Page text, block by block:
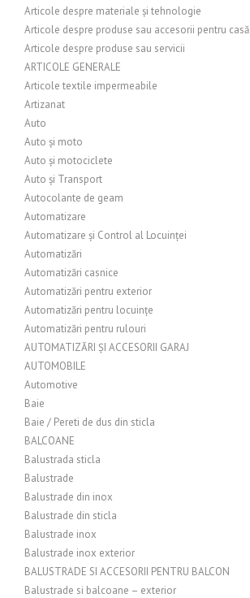
Articole despre materiale și tehnologie
Articole despre produse sau accesorii pentru casă
Articole despre produse sau servicii
ARTICOLE GENERALE
Articole textile impermeabile
Artizanat
Auto
Auto și moto
Auto și motociclete
Auto și Transport
Autocolante de geam
Automatizare
Automatizare și Control al Locuinței
Automatizări
Automatizări casnice
Automatizări pentru exterior
Automatizări pentru locuințe
Automatizări pentru rulouri
AUTOMATIZĂRI ȘI ACCESORII GARAJ
AUTOMOBILE
Automotive
Baie
Baie / Pereti de dus din sticla
BALCOANE
Balustrada sticla
Balustrade
Balustrade din inox
Balustrade din sticla
Balustrade inox
Balustrade inox exterior
BALUSTRADE SI ACCESORII PENTRU BALCON
Balustrade si balcoane – exterior